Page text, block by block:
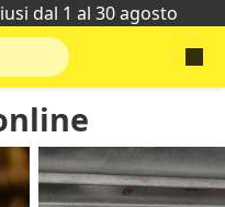
dal 1 al 30 agosto